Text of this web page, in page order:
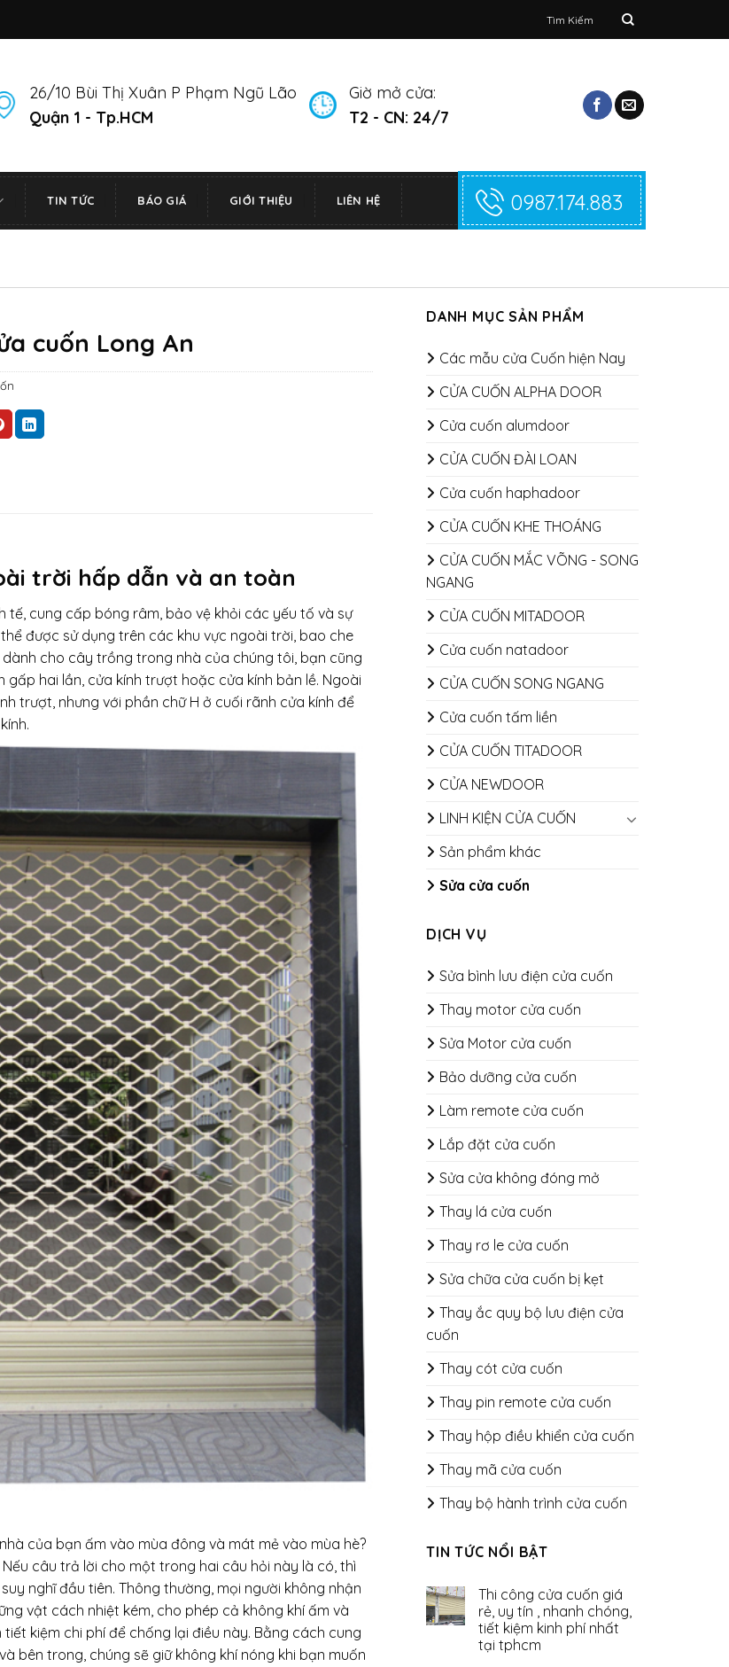
kiếm:
26/10 Bùi Thị Xuân P Phạm Ngũ Lão
Quận 1 - Tp.HCM
Giờ mở cửa:
T2 - CN: 24/7
TIN TỨC BÁO GIÁ GIỚI THIỆU LIÊN HỆ 0987.174.883
DANH MỤC SẢN PHẨM
Các mẫu cửa Cuốn hiện Nay
CỬA CUỐN ALPHA DOOR
Cửa cuốn alumdoor
CỬA CUỐN ĐÀI LOAN
Cửa cuốn haphadoor
CỬA CUỐN KHE THOÁNG
CỬA CUỐN MẮC VÕNG - SONG
NGANG
CỬA CUỐN MITADOOR
Cửa cuốn natadoor
CỬA CUỐN SONG NGANG
Cửa cuốn tấm liền
CỬA CUỐN TITADOOR
CỬA NEWDOOR
LINH KIỆN CỬA CUỐN
Sản phẩm khác
Sửa cửa cuốn
DỊCH VỤ
Sửa bình lưu điện cửa cuốn
Thay motor cửa cuốn
Sửa Motor cửa cuốn
Bảo dưỡng cửa cuốn
​​​​​​​Làm remote cửa cuốn
Lắp đặt cửa cuốn
Sửa cửa không đóng mở
Thay lá cửa cuốn
Thay rơ le cửa cuốn
Sửa chữa cửa cuốn bị kẹt
Thay ắc quy bộ lưu điện cửa
cuốn
Thay cót cửa cuốn
Thay pin remote cửa cuốn
Thay hộp điều khiển cửa cuốn
Thay mã cửa cuốn
Thay bộ hành trình cửa cuốn
TIN TỨC NỔI BẬT
Thi công cửa cuốn giá
rẻ, uy tín , nhanh chóng,
tiết kiệm kinh phí nhất
tại tphcm
cuốn Long An
trời hấp dẫn và an toàn
cung cấp bóng râm, bảo vệ khỏi các yếu tố và sự
được sử dụng trên các khu vực ngoài trời, bao che
cho cây trồng trong nhà của chúng tôi, bạn cũng
hai lần, cửa kính trượt hoặc cửa kính bản lề. Ngoài
trượt, nhưng với phần chữ H ở cuối rãnh cửa kính để
của bạn ấm vào mùa đông và mát mẻ vào mùa hè?
câu trả lời cho một trong hai câu hỏi này là có, thì
nghĩ đầu tiên. Thông thường, mọi người không nhận
vật cách nhiệt kém, cho phép cả không khí ấm và
kiệm chi phí để chống lại điều này. Bằng cách cung
bên trong, chúng sẽ giữ không khí nóng khi bạn muốn